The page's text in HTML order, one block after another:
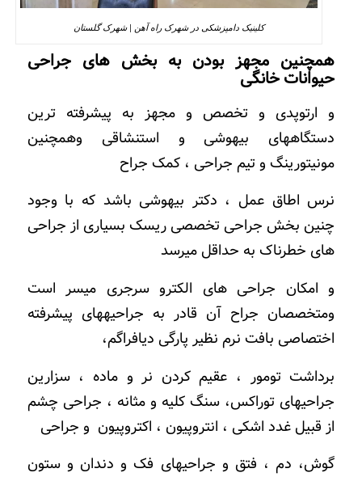
کلینیک دامپزشکی در شهرک راه آهن | شهرک گلستان
همچنین مجهز بودن به بخش هایجراحی
حیوانات خانگی
و ارتوپدی و تخصص و مجهز به پیشرفته ترین
دستگاههای بیهوشی و استنشاقی وهمچنین
مونیتورینگ و تیم جراحی ، کمک جراح
نرس اطاق عمل ، دکتر بیهوشی باشد که با وجود
چنین بخش جراحی تخصصی ریسک بسیاری از جراحی
های خطرناک به حداقل میرسد
و امکان جراحی های الکترو سرجری میسر است
ومتخصصان جراح آن قادر به جراحیههای پیشرفته
اختصاصی بافت نرم نظیر پارگی دیافراگم،
برداشت تومور ، عقیم کردن نر و ماده ، سزارین
جراحیهای توراکس، سنگ کلیه و مثانه ، جراحی چشم
از قبیل غدد اشکی ، انتروپیون ، اکتروپیون و جراحی
گوش، دم ، فتق و جراحیهای فک و دندان و ستون